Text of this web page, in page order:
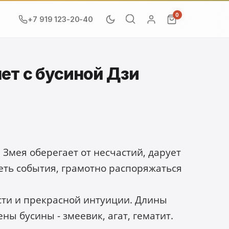
+7 919 123-20-40
0
с бусиной Дзи
оберегает от несчастий, дарует
события, грамотно распоряжаться
и прекрасной интуиции. Длины
бусины - змеевик, агат, гематит.